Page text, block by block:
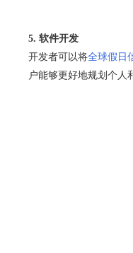
5. 软件开发
开发者可以将全球假日
户能够更好地规划个人